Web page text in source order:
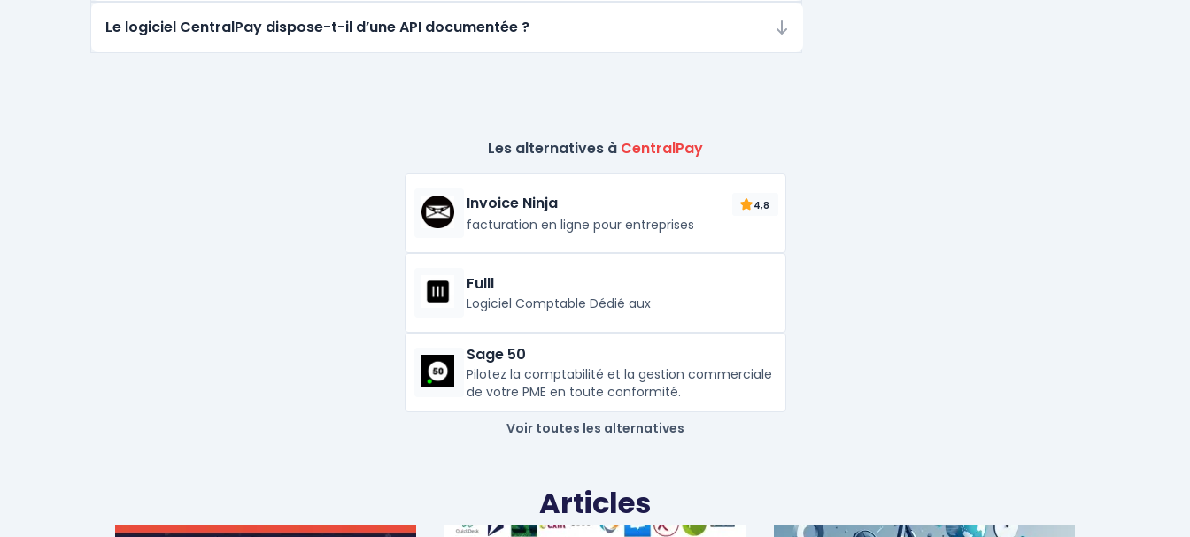
Le logiciel CentralPay dispose-t-il d’une API documentée ?
Les alternatives à CentralPay
Invoice Ninja 4,8
facturation en ligne pour entreprises
Fulll
Logiciel Comptable Dédié aux
Sage 50
Pilotez la comptabilité et la gestion commerciale
de votre PME en toute conformité.
Voir toutes les alternatives
Articles